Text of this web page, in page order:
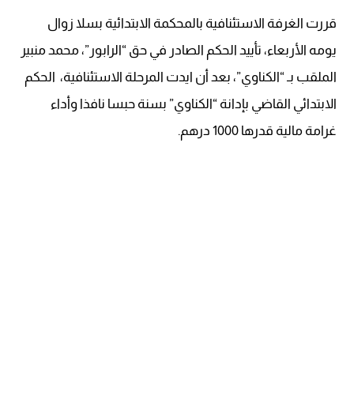
قررت الغرفة الاستئنافية بالمحكمة الابتدائية بسلا زوال
يومه الأربعاء، تأييد الحكم الصادر في حق “الرابور”، محمد منبير
الملقب بـ “الكناوي”، بعد أن ايدت المرحلة الاستئنافية، الحكم
الابتدائي القاضي بإدانة “الكناوي” بسنة حبسا نافذا وأداء
غرامة مالية قدرها 1000 درهم.